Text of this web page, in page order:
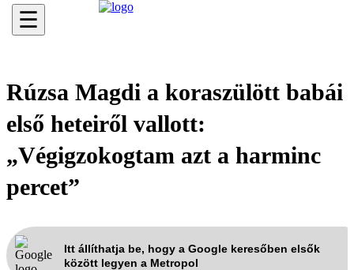
☰
Rúzsa Magdi a koraszülött babái
első heteiről vallott:
„Végigzokogtam azt a harminc
percet”
Itt állíthatja be, hogy a Google keresőben elsők
között legyen a Metropol